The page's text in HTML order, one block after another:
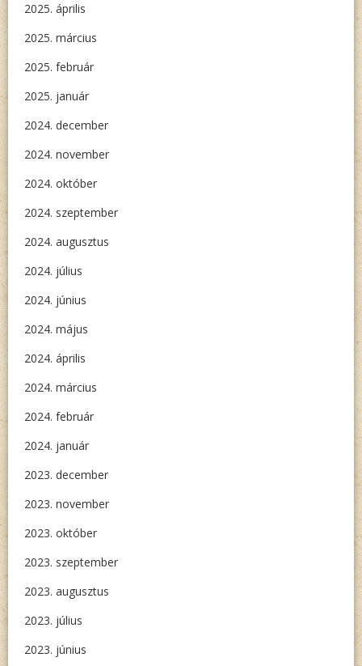
2025. április
2025. március
2025. február
2025. január
2024. december
2024. november
2024. október
2024. szeptember
2024. augusztus
2024. július
2024. június
2024. május
2024. április
2024. március
2024. február
2024. január
2023. december
2023. november
2023. október
2023. szeptember
2023. augusztus
2023. július
2023. június